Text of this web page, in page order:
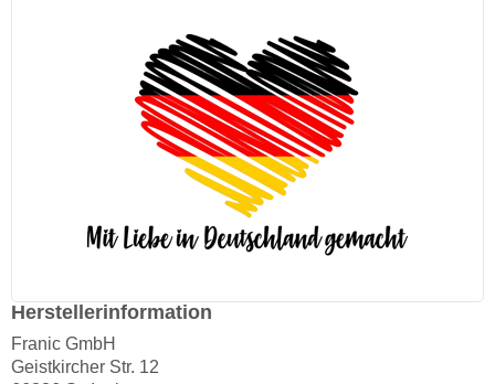
Herstellerinformation
Franic GmbH
Geistkircher Str. 12